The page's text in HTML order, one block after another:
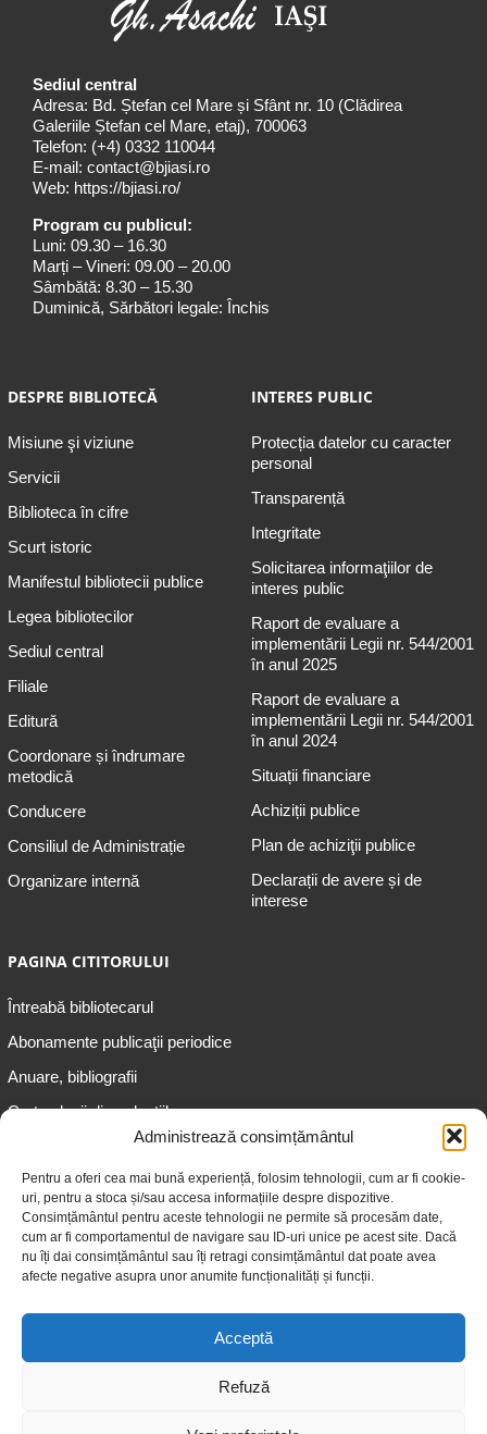
Administrează consimțământul
Pentru a oferi cea mai bună experiență, folosim tehnologii, cum ar fi cookie-
uri, pentru a stoca și/sau accesa informațiile despre dispozitive.
Consimțământul pentru aceste tehnologii ne permite să procesăm date,
cum ar fi comportamentul de navigare sau ID-uri unice pe acest site. Dacă
nu îți dai consimțământul sau îți retragi consimțământul dat poate avea
afecte negative asupra unor anumite funcționalități și funcții.
Acceptă
Refuză
Sediul central
Adresa: Bd. Ștefan cel Mare și Sfânt nr. 10 (Clădirea
Galeriile Ștefan cel Mare, etaj), 700063
Telefon: (+4) 0332 110044
E-mail: contact@bjiasi.ro
Web: https://bjiasi.ro/
Program cu publicul:
Luni: 09.30 – 16.30
Marți – Vineri: 09.00 – 20.00
Sâmbătă: 8.30 – 15.30
Duminică, Sărbători legale: Închis
DESPRE BIBLIOTECĂ
Misiune şi viziune
Servicii
Biblioteca în cifre
Scurt istoric
Manifestul bibliotecii publice
Legea bibliotecilor
Sediul central
Filiale
Editură
Coordonare și îndrumare
metodică
Conducere
Consiliul de Administrație
Organizare internă
INTERES PUBLIC
Protecția datelor cu caracter
personal
Transparență
Integritate
Solicitarea informaţiilor de
interes public
Raport de evaluare a
implementării Legii nr. 544/2001
în anul 2025
Raport de evaluare a
implementării Legii nr. 544/2001
în anul 2024
Situații financiare
Achiziții publice
Plan de achiziţii publice
Declarații de avere și de
interese
PAGINA CITITORULUI
Întreabă bibliotecarul
Abonamente publicaţii periodice
Anuare, bibliografii
Cartea lunii din colecțiile
Informații pentru adolescenți
Informații pentru adulți
Informații pentru seniori